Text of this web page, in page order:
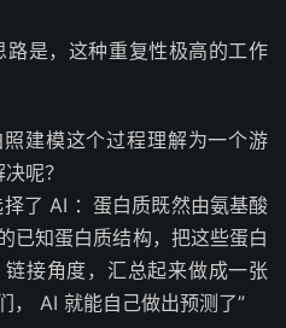
是，这种重复性极高的工作
建模这个过程理解为一个游
呢？
了 AI ：蛋白质既然由氨基酸
已知蛋白质结构，把这些蛋白
接角度，汇总起来做成一张
， AI 就能自己做出预测了”